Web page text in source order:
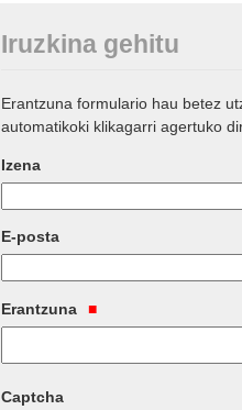
Iruzkina gehitu
Erantzuna formulario hau betez
automatikoki klikagarri agertuko
Izena
E-posta
Erantzuna
Captcha